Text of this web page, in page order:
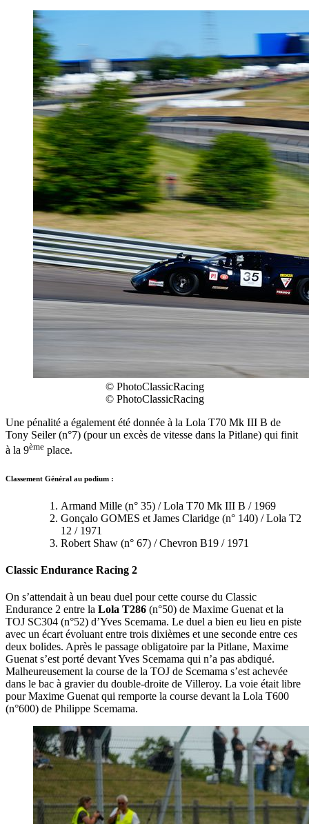
© PhotoClassicRacing
© PhotoClassicRacing
Une pénalité a également été donnée à la Lola T70 Mk III B de
Tony Seiler (n°7) (pour un excès de vitesse dans la Pitlane) qui finit
à la 9ème place.
Classement Général au podium :
Armand Mille (n° 35) / Lola T70 Mk III B / 1969
Gonçalo GOMES et James Claridge (n° 140) / Lola T2
12 / 1971
Robert Shaw (n° 67) / Chevron B19 / 1971
Classic Endurance Racing 2
On s’attendait à un beau duel pour cette course du Classic
Endurance 2 entre la Lola T286 (n°50) de Maxime Guenat et la
TOJ SC304 (n°52) d’Yves Scemama. Le duel a bien eu lieu en piste
avec un écart évoluant entre trois dixièmes et une seconde entre ces
deux bolides. Après le passage obligatoire par la Pitlane, Maxime
Guenat s’est porté devant Yves Scemama qui n’a pas abdiqué.
Malheureusement la course de la TOJ de Scemama s’est achevée
dans le bac à gravier du double-droite de Villeroy. La voie était libre
pour Maxime Guenat qui remporte la course devant la Lola T600
(n°600) de Philippe Scemama.